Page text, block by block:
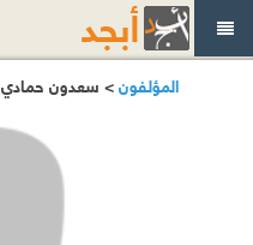
المؤلفون> سعدون حمادي